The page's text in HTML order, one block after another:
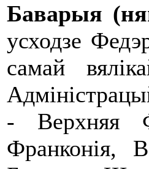
Баварыя
усходзе
самай
- Верхняя
Франконія,